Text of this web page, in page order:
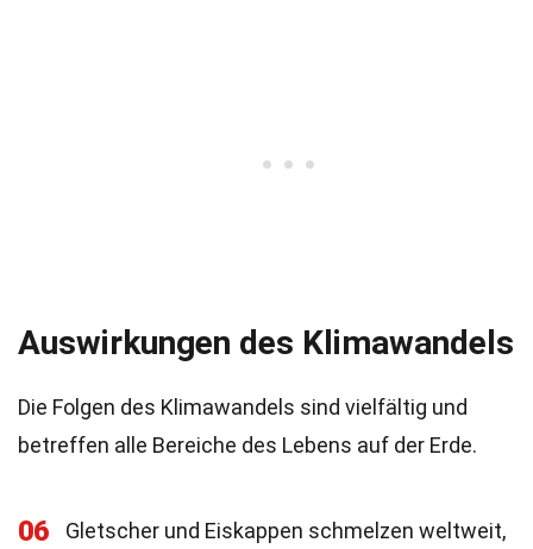
Auswirkungen des Klimawandels
Die Folgen des Klimawandels sind vielfältig und
betreffen alle Bereiche des Lebens auf der Erde.
06
Gletscher und Eiskappen schmelzen weltweit,